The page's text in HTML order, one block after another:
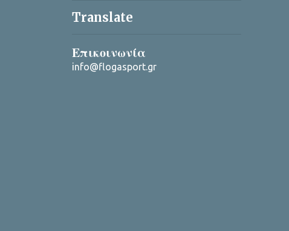
Translate
Επικοινωνία
info@flogasport.gr